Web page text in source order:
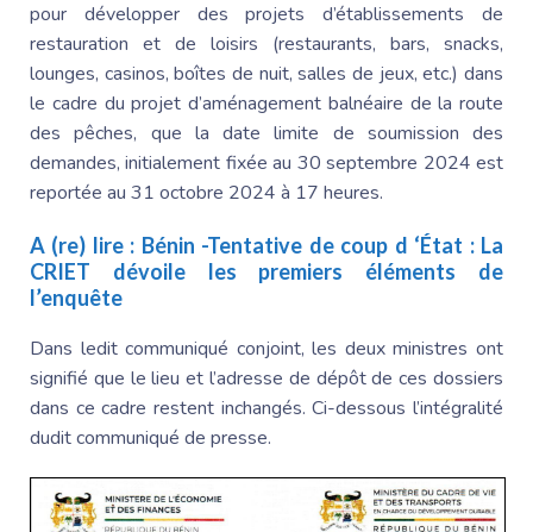
pour développer des projets d’établissements de
restauration et de loisirs (restaurants, bars, snacks,
lounges, casinos, boîtes de nuit, salles de jeux, etc.) dans
le cadre du projet d’aménagement balnéaire de la route
des pêches, que la date limite de soumission des
demandes, initialement fixée au 30 septembre 2024 est
reportée au 31 octobre 2024 à 17 heures.
A (re) lire : Bénin -Tentative de coup d ‘État : La
CRIET dévoile les premiers éléments de
l’enquête
Dans ledit communiqué conjoint, les deux ministres ont
signifié que le lieu et l’adresse de dépôt de ces dossiers
dans ce cadre restent inchangés. Ci-dessous l’intégralité
dudit communiqué de presse.